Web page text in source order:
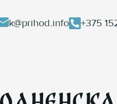
k@prihod.info +375